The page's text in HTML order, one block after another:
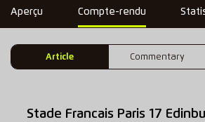
Aperçu Compte-rendu
Article Commentary
Stade Francais Paris 17